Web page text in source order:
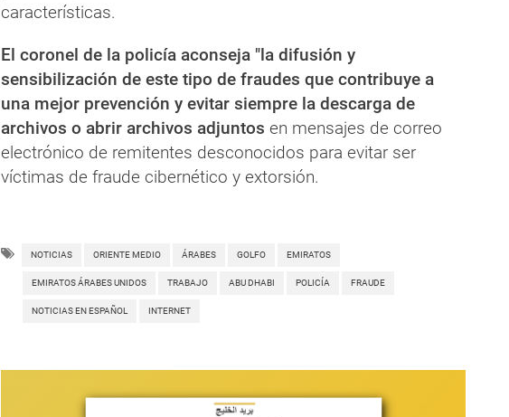
características.
El coronel de la policía aconseja "la difusión y
sensibilización de este tipo de fraudes que contribuye a
una mejor prevención y evitar siempre la descarga de
archivos o abrir archivos adjuntos en mensajes de correo
electrónico de remitentes desconocidos para evitar ser
víctimas de fraude cibernético y extorsión.
NOTICIAS ORIENTE MEDIO ÁRABES GOLFO EMIRATOS
EMIRATOS ÁRABES UNIDOS TRABAJO ABU DHABI POLICÍA FRAUDE
NOTICIAS EN ESPAÑOL INTERNET